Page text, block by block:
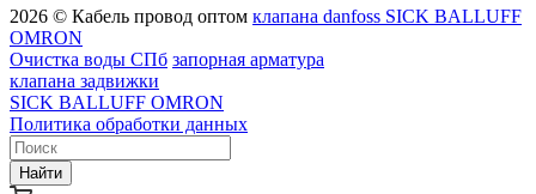
2026 © Кабель провод оптом клапана danfoss SICK BALLUFF
OMRON
Очистка воды СПб запорная арматура
клапана задвижки
SICK BALLUFF OMRON
Политика обработки данных
Найти